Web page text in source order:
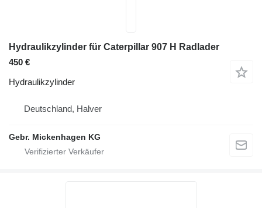
Hydraulikzylinder für Caterpillar 907 H Radlader
450 €
Hydraulikzylinder
Deutschland, Halver
Gebr. Mickenhagen KG